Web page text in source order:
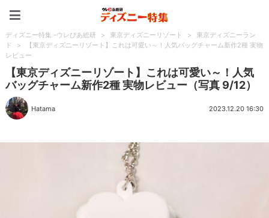
ディズニー特集 -ウレぴあ総研 > 東京ディズニーリゾート >
東京ディズニーラン
ド
>
【東京ディズニーリゾート】これは可愛い～！人気バッグチャーム新作2種 実物
レビュー
【東京ディズニーリゾート】これは可愛い～！人気
バッグチャーム新作2種 実物レビュー（写真 9/12）
Hatama 2023.12.20 16:30